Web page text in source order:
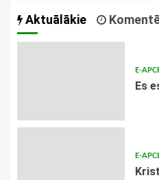
Aktuālākie
E-
Es
E-